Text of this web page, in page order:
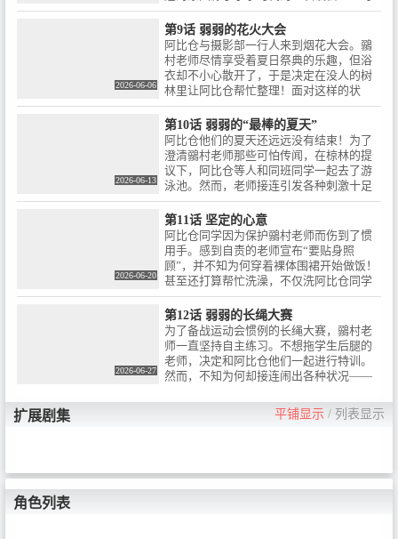
え)、雪下祐樹(CV.篠原 侑)©福地
カミオ・講談社／「よわよわ先
生」製作委員会
隔数年，他们究竟能否解开对彼此误解
呢！？而在合宿的最后一晚，鶸村老师一
直凝视着阿比仓同学……？
2026-06-06
第9话 弱弱的花火大会
阿比仓与摄影部一行人来到烟花大会。鶸
村老师尽情享受着夏日祭典的乐趣，但浴
衣却不小心散开了，于是决定在没人的树
林里让阿比仓帮忙整理！面对这样的状
况，阿比仓慌乱不已。接着，鶸村老师突
然感到一阵头晕，在被阿比仓君扶住时，
一直深藏在心底的情感也终于抑制不住地
流露出来。
2026-06-13
第10话 弱弱的“最棒的夏天”
阿比仓他们的夏天还远远没有结束！为了
澄清鶸村老师那些可怕传闻，在椋林的提
议下，阿比仓等人和同班同学一起去了游
泳池。然而，老师接连引发各种刺激十足
的意外状况，反而让众人的怀疑越来越
深……！？此外，被雪下叫到家里的阿比
仓，不知为何还接受了戴着猫耳女仆装的
鶸村老师的贴身服务。
2026-06-20
第11话 坚定的心意
阿比仓同学因为保护鶸村老师而伤到了惯
用手。感到自责的老师宣布“要贴身照
顾”，并不知为何穿着裸体围裙开始做饭！
甚至还打算帮忙洗澡，不仅洗阿比仓同学
的背，连“前面”也要洗。一番折腾后，老
师的浴巾松脱开来，整个人倒向了阿比仓
同学……！？
2026-06-27
第12话 弱弱的长绳大赛
为了备战运动会惯例的长绳大赛，鶸村老
师一直坚持自主练习。不想拖学生后腿的
老师，决定和阿比仓他们一起进行特训。
然而，不知为何却接连闹出各种状况——
尼被层层缠住，把自己糟糕的运动神经暴
露无遗。到了运动会当天，即便如此，阿
扩展剧集 平铺显示 / 列表显示
角色列表